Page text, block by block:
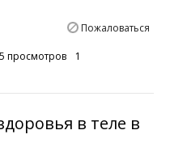
Пожаловаться
просмотров 1
в теле в